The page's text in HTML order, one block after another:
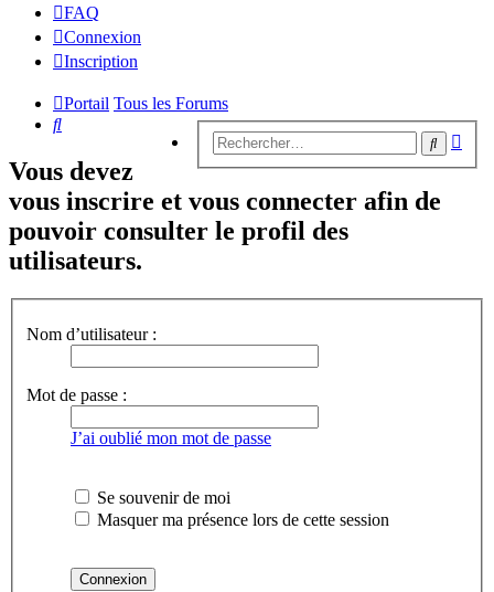
FAQ
Connexion
Inscription
Portail Tous les Forums
Rechercher
Vous devez
vous inscrire et vous connecter afin de
pouvoir consulter le profil des
utilisateurs.
Nom d’utilisateur :
Mot de passe :
J’ai oublié mon mot de passe
Se souvenir de moi
Masquer ma présence lors de cette session